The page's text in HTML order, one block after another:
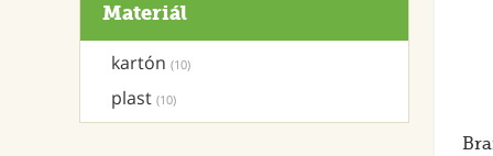
Materiál
kartón (10)
plast (10)